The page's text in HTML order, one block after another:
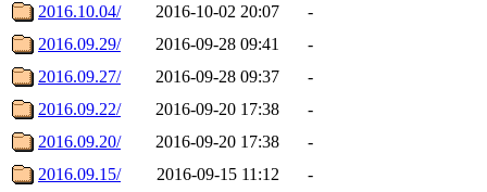
2016.10.04/
2016-10-02 20:07
-
2016.09.29/
2016-09-28 09:41
-
2016.09.27/
2016-09-28 09:37
-
2016.09.22/
2016-09-20 17:38
-
2016.09.20/
2016-09-20 17:38
-
2016.09.15/
2016-09-15 11:12
-